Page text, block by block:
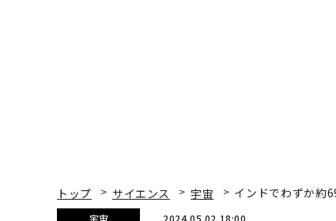
トップ サイエンス 宇宙 インドでわずか約
宇宙 2024.05.02 18:00